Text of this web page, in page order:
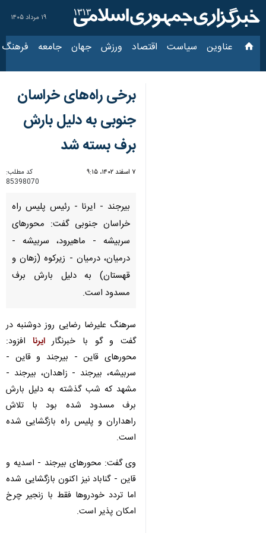
۱۹ مرداد ۱۴۰۵
عناوین‌ سیاست اقتصاد ورزش جهان جامعه فرهنگ
برخی راه‌های خراسان
جنوبی به دلیل بارش
برف بسته شد
۷ اسفند ۱۴۰۲، ۹:۱۵
کد مطلب:
85398070
بیرجند - ایرنا - رئیس پلیس راه
خراسان جنوبی گفت: محورهای
سربیشه - ماهیرود، سربیشه -
درمیان، درمیان - زیرکوه (زهان و
قهستان) به دلیل بارش برف
مسدود است.
سرهنگ علیرضا رضایی روز دوشنبه در
گفت و گو با خبرنگارایرنا افزود:
محورهای قاین - بیرجند و قاین -
سربیشه، بیرجند - زاهدان، بیرجند -
مشهد که شب گذشته به دلیل بارش
برف مسدود شده بود با تلاش
راهداران و پلیس راه بازگشایی شده
است.
وی گفت: محورهای بیرجند - اسدیه و
قاین - گناباد نیز اکنون بازگشایی شده
اما تردد خودروها فقط با زنجیر چرخ
امکان پذیر است.